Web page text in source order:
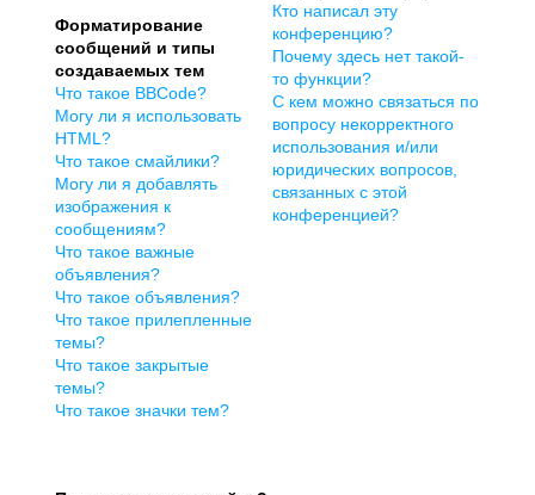
Форматирование
сообщений и типы
создаваемых тем
Что такое BBCode?
Могу ли я использовать
HTML?
Что такое смайлики?
Могу ли я добавлять
изображения к
сообщениям?
Что такое важные
объявления?
Что такое объявления?
Что такое прилепленные
темы?
Что такое закрытые
темы?
Что такое значки тем?
Кто написал эту
конференцию?
Почему здесь нет такой-
то функции?
С кем можно связаться по
вопросу некорректного
использования и/или
юридических вопросов,
связанных с этой
конференцией?